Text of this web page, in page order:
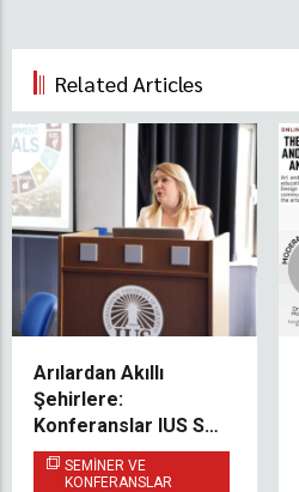
Related Articles
Arılardan Akıllı
Şehirlere:
Konferanslar IUS SDG
Week 2026'ya Yön
Verdi
SEMINER VE
KONFERANSLAR